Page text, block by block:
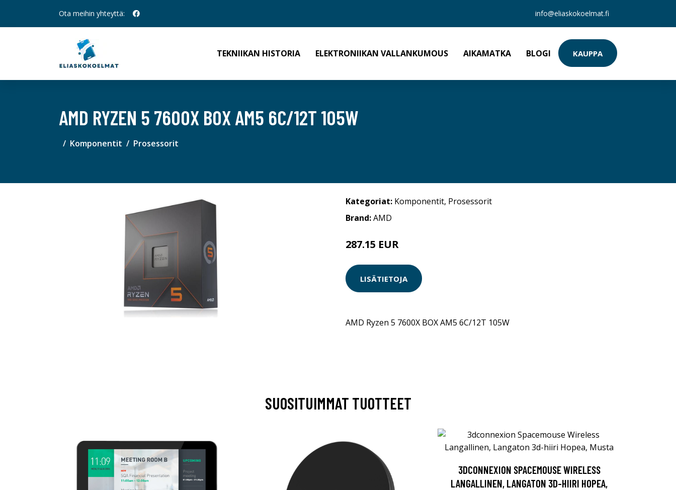
Ota meihin yhteyttä: info@eliaskokoelmat.fi
TEKNIIKAN HISTORIA ELEKTRONIIKAN VALLANKUMOUS AIKAMATKA BLOGI KAUPPA
AMD RYZEN 5 7600X BOX AM5 6C/12T 105W
Komponentit Prosessorit
Kategoriat: Komponentit, Prosessorit
Brand:AMD
287.15 EUR
LISÄTIETOJA
AMD Ryzen 5 7600X BOX AM5 6C/12T 105W
SUOSITUIMMAT TUOTTEET
3DCONNEXION SPACEMOUSE WIRELESS
LANGALLINEN, LANGATON 3D-HIIRI HOPEA,